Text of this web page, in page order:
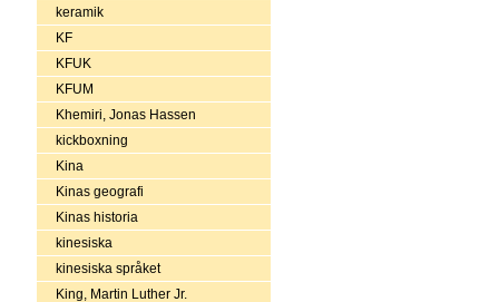
keramik
KF
KFUK
KFUM
Khemiri, Jonas Hassen
kickboxning
Kina
Kinas geografi
Kinas historia
kinesiska
kinesiska språket
King, Martin Luther Jr.